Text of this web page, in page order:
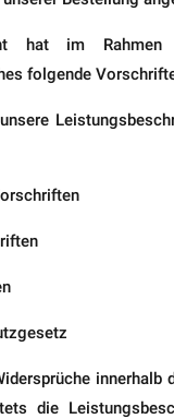
hat im Rahmen
folgende
innerhalb
die